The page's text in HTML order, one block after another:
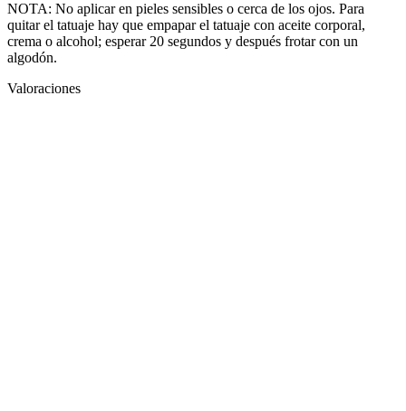
NOTA: No aplicar en pieles sensibles o cerca de los ojos. Para
quitar el tatuaje hay que empapar el tatuaje con aceite corporal,
crema o alcohol; esperar 20 segundos y después frotar con un
algodón.
Valoraciones